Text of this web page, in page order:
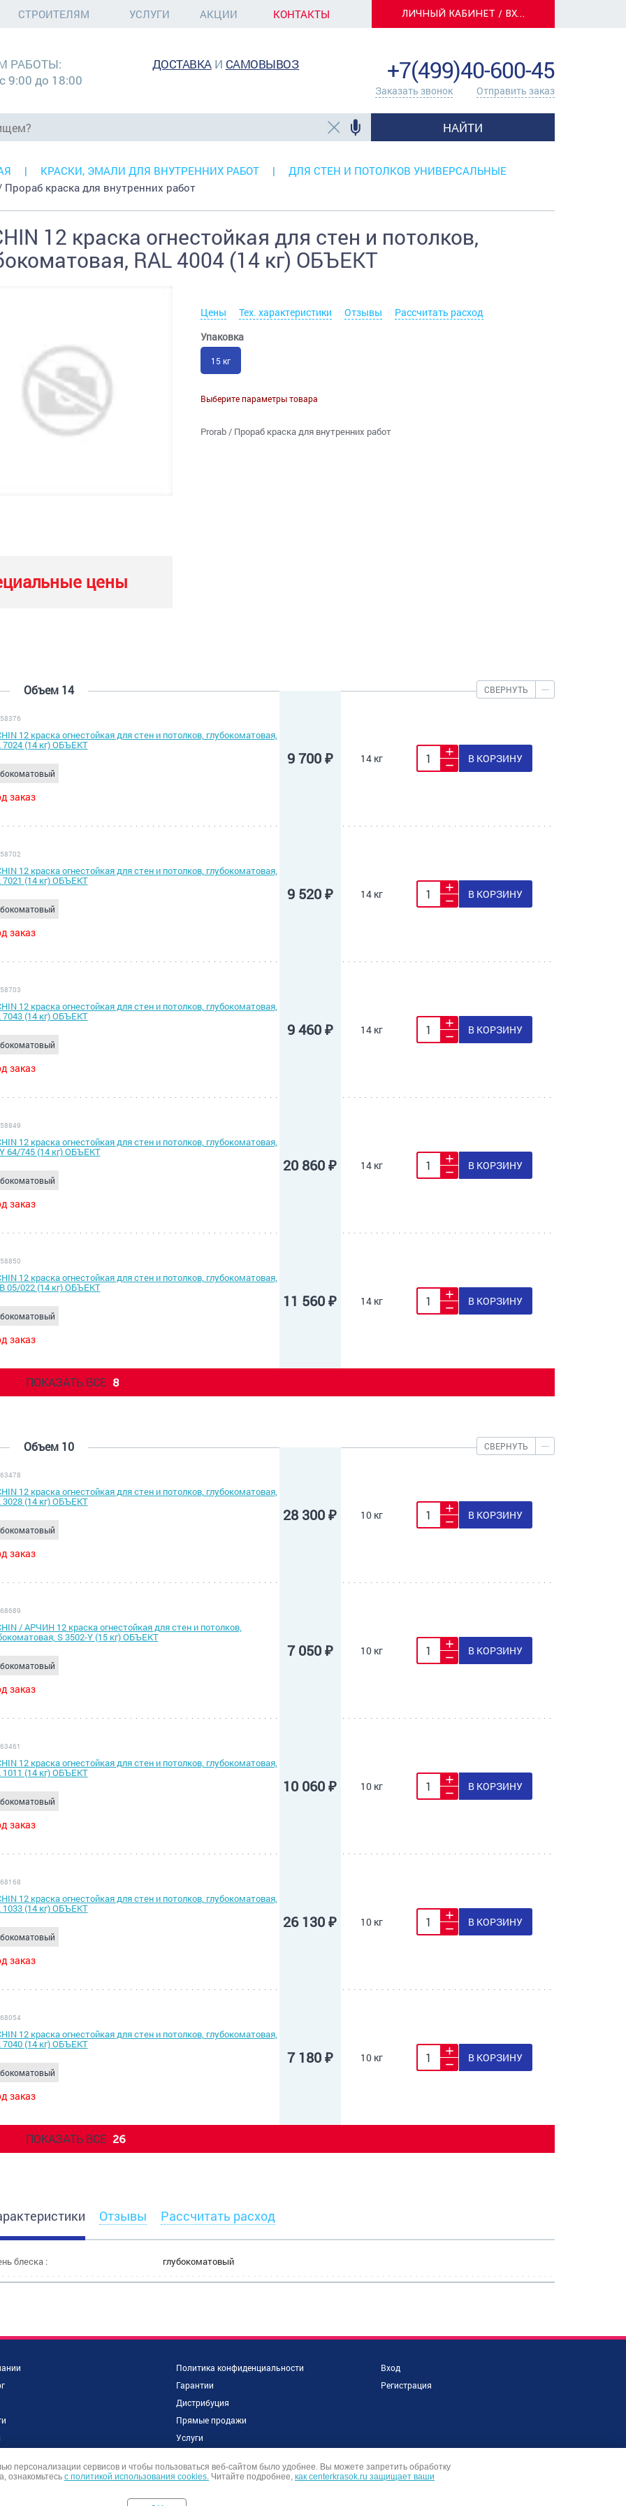
СТРОИТЕЛЯМ УСЛУГИ АКЦИИ КОНТАКТЫ ЛИЧНЫЙ КАБИНЕТ / ВХОД
РАБОТЫ:
9:00 до 18:00
ДОСТАВКАИ САМОВЫВОЗ +7(499)40-600-45
Заказать звонок Отправить заказ
НАЙТИ
КРАСКИ, ЭМАЛИ ДЛЯ ВНУТРЕННИХ РАБОТ
ДЛЯ СТЕН И ПОТОЛКОВ УНИВЕРСАЛЬНЫЕ
Прораб краска для внутренних работ
12 краска огнестойкая для стен и потолков,
RAL 4004 (14 кг) ОБЪЕКТ
цены
Цены Тех. характеристики Отзывы
Рассчитать расход
Упаковка
15 кг
Выберите параметры товара
Prorab / Прораб краска для внутренних работ
Объем 14 СВЕРНУТЬ
12 краска огнестойкая для стен и потолков, глубокоматовая,
7024 (14 кг) ОБЪЕКТ
заказ
9 700 ₽ 14 кг В КОРЗИНУ
12 краска огнестойкая для стен и потолков, глубокоматовая,
7021 (14 кг) ОБЪЕКТ
заказ
9 520 ₽ 14 кг В КОРЗИНУ
12 краска огнестойкая для стен и потолков, глубокоматовая,
7043 (14 кг) ОБЪЕКТ
заказ
9 460 ₽ 14 кг В КОРЗИНУ
12 краска огнестойкая для стен и потолков, глубокоматовая,
64/745 (14 кг) ОБЪЕКТ
заказ
20 860 ₽ 14 кг В КОРЗИНУ
12 краска огнестойкая для стен и потолков, глубокоматовая,
05/022 (14 кг) ОБЪЕКТ
заказ
11 560 ₽ 14 кг В КОРЗИНУ
ПОКАЗАТЬ ВСЕ 8
Объем 10 СВЕРНУТЬ
12 краска огнестойкая для стен и потолков, глубокоматовая,
3028 (14 кг) ОБЪЕКТ
заказ
28 300 ₽ 10 кг В КОРЗИНУ
/ АРЧИН 12 краска огнестойкая для стен и потолков,
S 3502-Y (15 кг) ОБЪЕКТ
заказ
7 050 ₽ 10 кг В КОРЗИНУ
12 краска огнестойкая для стен и потолков, глубокоматовая,
1011 (14 кг) ОБЪЕКТ
заказ
10 060 ₽ 10 кг В КОРЗИНУ
12 краска огнестойкая для стен и потолков, глубокоматовая,
1033 (14 кг) ОБЪЕКТ
заказ
26 130 ₽ 10 кг В КОРЗИНУ
12 краска огнестойкая для стен и потолков, глубокоматовая,
7040 (14 кг) ОБЪЕКТ
заказ
7 180 ₽ 10 кг В КОРЗИНУ
ПОКАЗАТЬ ВСЕ 26
Отзывы Рассчитать расход
блеска : глубокоматовый
Политика конфиденциальности
Гарантии
Дистрибуция
Прямые продажи
Услуги
Вход
Регистрация
персонализации сервисов и чтобы пользоваться веб-сайтом было удобнее. Вы можете запретить обработку
ознакомьтесь с политикой использования cookies. Читайте подробнее, как centerkrasok.ru защищает ваши